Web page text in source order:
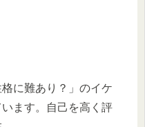
に難あり？」のイケ
ます。自己を高く評